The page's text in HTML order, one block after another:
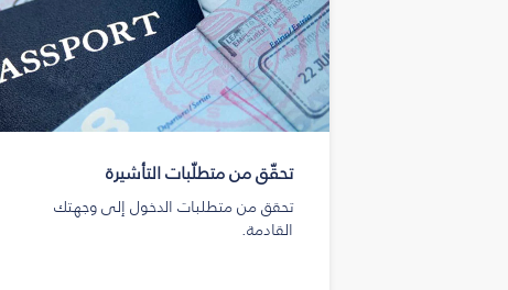
تحقّق من متطلّبات التأشيرة
تحقق من متطلبات الدخول إلى وجهتك
القادمة.